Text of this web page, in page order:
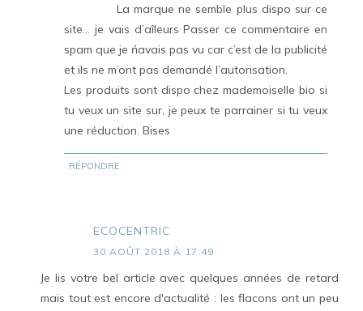
La marque ne semble plus dispo sur ce
site... je vais d’aîleurs Passer ce commentaire en
spam que je ńavais pas vu car c’est de la publicité
et ils ne m’ont pas demandé l’autorisation.
Les produits sont dispo chez mademoiselle bio si
tu veux un site sur, je peux te parrainer si tu veux
une réduction. Bises
RÉPONDRE
ECOCENTRIC
30 AOÛT 2018 À 17:49
Je lis votre bel article avec quelques années de retard
mais tout est encore d'actualité : les flacons ont un peu